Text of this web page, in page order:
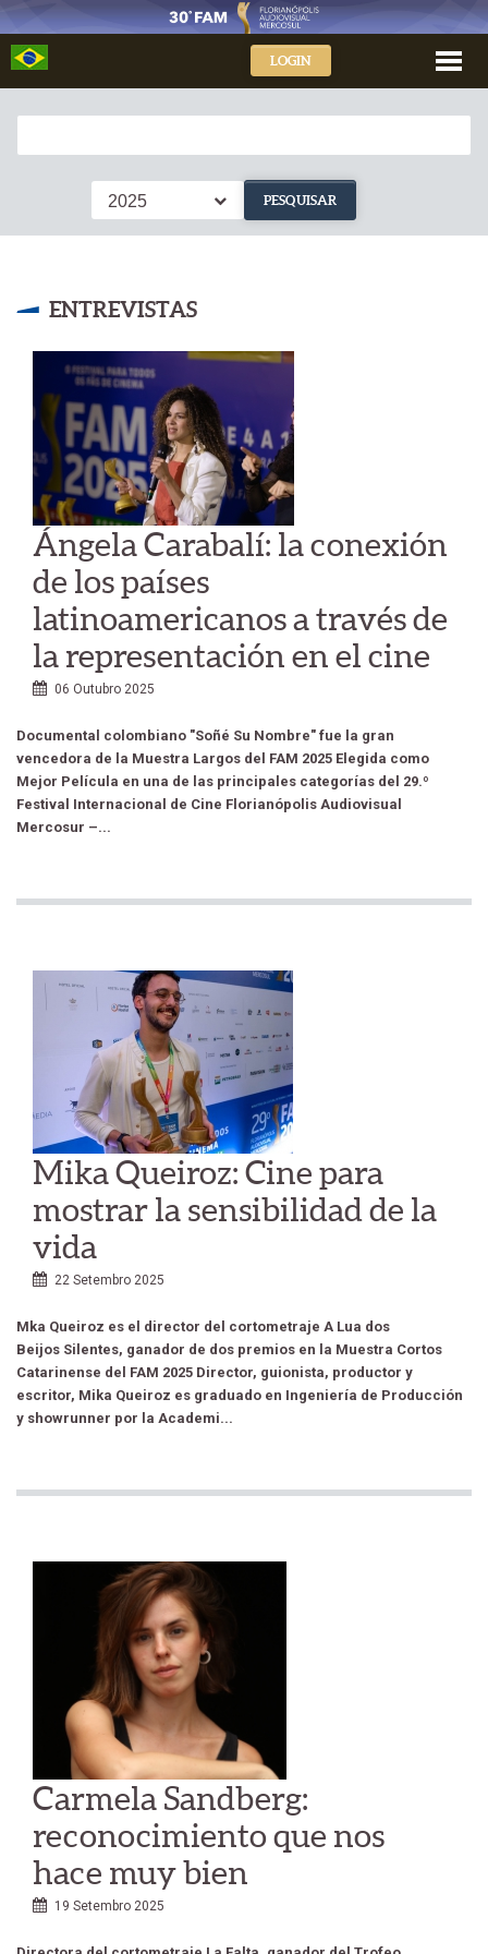
LOGIN
2025 PESQUISAR
ENTREVISTAS
Ángela Carabalí: la conexión
de los países
latinoamericanos a través de
la representación en el cine
06 Outubro 2025
Documental colombiano "Soñé Su Nombre" fue la gran
vencedora de la Muestra Largos del FAM 2025 Elegida como
Mejor Película en una de las principales categorías del 29.º
Festival Internacional de Cine Florianópolis Audiovisual
Mercosur –...
Mika Queiroz: Cine para
mostrar la sensibilidad de la
vida
22 Setembro 2025
Mka Queiroz es el director del cortometraje A Lua dos
Beijos Silentes, ganador de dos premios en la Muestra Cortos
Catarinense del FAM 2025 Director, guionista, productor y
escritor, Mika Queiroz es graduado en Ingeniería de Producción
y showrunner por la Academi...
Carmela Sandberg:
reconocimiento que nos
hace muy bien
19 Setembro 2025